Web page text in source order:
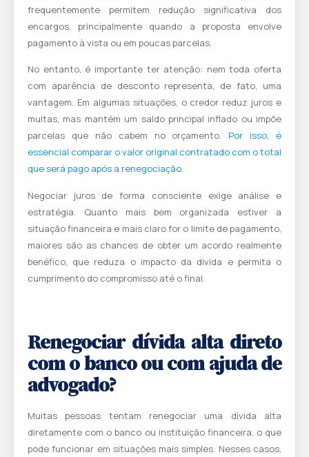
frequentemente permitem redução significativa dos
encargos, principalmente quando a proposta envolve
pagamento à vista ou em poucas parcelas.
No entanto, é importante ter atenção: nem toda oferta
com aparência de desconto representa, de fato, uma
vantagem. Em algumas situações, o credor reduz juros e
multas, mas mantém um saldo principal inflado ou impõe
parcelas que não cabem no orçamento.Por isso, é
essencial comparar o valor original contratado com o total
que será pago após a renegociação.
Negociar juros de forma consciente exige análise e
estratégia. Quanto mais bem organizada estiver a
situação financeira e mais claro for o limite de pagamento,
maiores são as chances de obter um acordo realmente
benéfico, que reduza o impacto da dívida e permita o
cumprimento do compromisso até o final.
Renegociar dívida alta direto
com o banco ou com ajuda de
advogado?
Muitas pessoas tentam renegociar uma dívida alta
diretamente com o banco ou instituição financeira, o que
pode funcionar em situações mais simples. Nesses casos,